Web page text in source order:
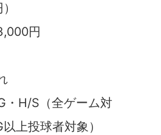
円
・H/S（全ゲーム対
上投球者対象）